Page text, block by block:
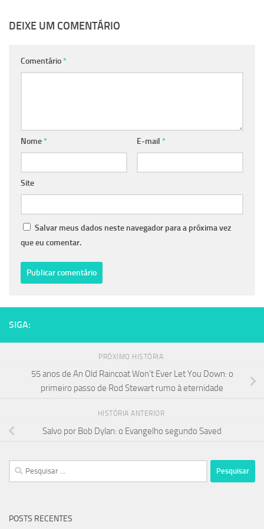
DEIXE UM COMENTÁRIO
Comentário*
Nome* E-mail *
Site
Salvar meus dados neste navegador para a próxima vez
que eu comentar.
SIGA:
PRÓXIMO HISTÓRIA
55 anos de An Old Raincoat Won’t Ever Let You Down: o
primeiro passo de Rod Stewart rumo à eternidade
HISTÓRIA ANTERIOR
Salvo por Bob Dylan: o Evangelho segundo Saved
Pesquisar
por:
POSTS RECENTES